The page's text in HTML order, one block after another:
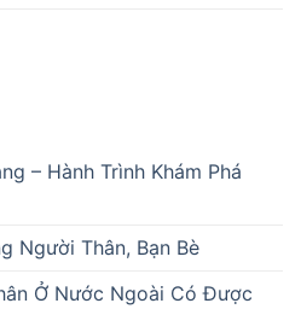
– Hành Trình Khám Phá
Người Thân, Bạn Bè
Ở Nước Ngoài Có Được